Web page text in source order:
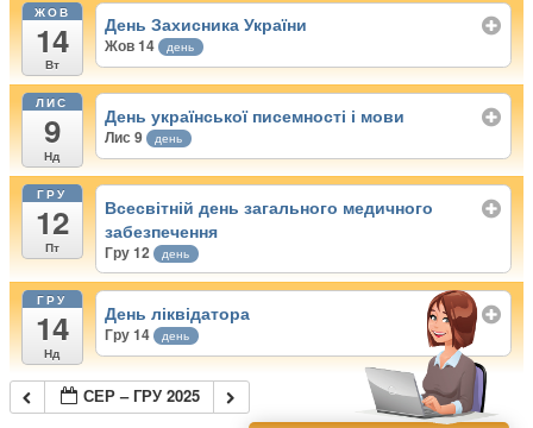
ЖОВ
14
Вт
День Захисника України
Жов 14 день
ЛИС
9
Нд
День української писемності і мови
Лис 9 день
ГРУ
12
Пт
Всесвітній день загального медичного
забезпечення
Гру 12 день
ГРУ
14
Нд
День ліквідатора
Гру 14 день
СЕР – ГРУ 2025